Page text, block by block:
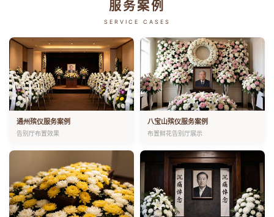
服务案例
SERVICE CASES
通州殡仪服务案例
告别厅布置效果
八宝山殡仪服务案例
布置鲜花告别厅展示